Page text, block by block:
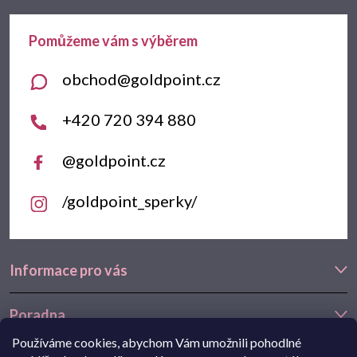
Používáme cookies, abychom Vám umožnili pohodlné
a
Informace pro vás
Poradna
obchod@goldpoint.cz
+420 720 394 880
@goldpoint.cz
/goldpoint_sperky/